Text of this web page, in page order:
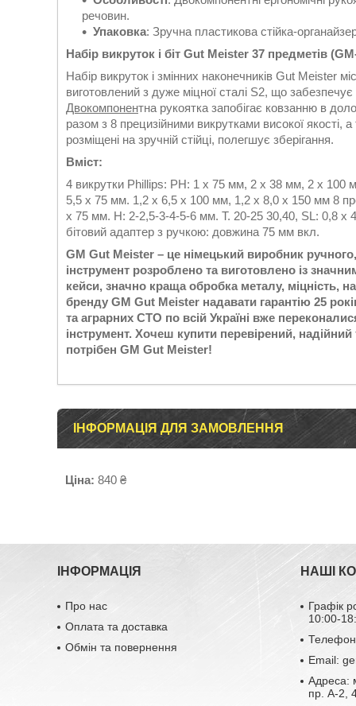
речовин.
Упаковка: Зручна пластикова стійка-
Набір викруток і біт Gut Meister 37 предметів
Набір викруток і змінних наконечників Gut Meister
виготовлений з дуже міцної сталі S2, що
Двокомпонентна рукоятка запобігає ковзанню в
разом з 8 прецизійними викрутками високої якості,
розміщені на зручній стійці, полегшує зберігання.
Вміст:
4 викрутки Phillips: PH: 1 x 75 мм, 2 x 38 мм, 2 x 100
5,5 х 75 мм. 1,2 х 6,5 х 100 мм, 1,2 х 8,0 х 150 мм 8
х 75 мм. Н: 2-2,5-3-4-5-6 мм. Т. 20-25 30,40, SL: 0,8 х
бітовий адаптер з ручкою: довжина 75 мм вкл.
GM Gut Meister – це німецький виробник
інструмент розроблено та виготовлено із
кейси, значно краща обробка металу, міцність,
бренду GM Gut Meister надавати гарантію 25
та аграрних СТО по всій Україні вже
інструмент. Хочеш купити перевірений, надійний
потрібен GM Gut Meister!
ІНФОРМАЦІЯ ДЛЯ ЗАМОВЛЕННЯ
Ціна: 840 ₴
ІНФОРМАЦІЯ
Про нас
Оплата та доставка
Обмін та повернення
НАШІ
Графік
10:00-
Email:
Адреса:
пр. А-2,